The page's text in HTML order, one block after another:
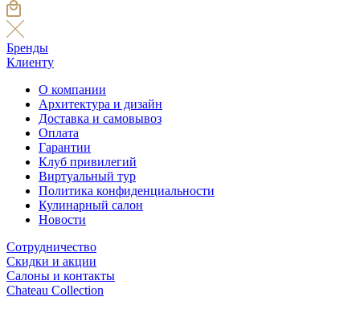
Бренды
Клиенту
О компании
Архитектура и дизайн
Доставка и самовывоз
Оплата
Гарантии
Клуб привилегий
Виртуальный тур
Политика конфиденциальности
Кулинарный салон
Новости
Сотрудничество
Скидки и акции
Салоны и контакты
Chateau Collection